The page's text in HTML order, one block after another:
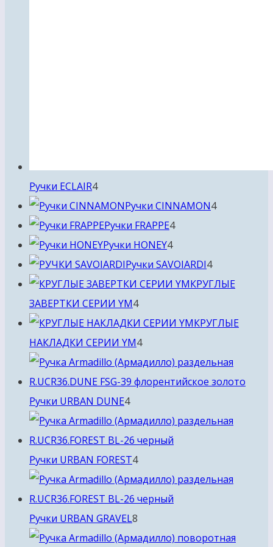
Ручки ECLAIR44
товараРучки CINNAMON44
Ручки FRAPPE44
Ручки HONEY44
товара
Ручки SAVOIARDI44
товара
КРУГЛЫЕ
ЗАВЕРТКИ СЕРИИ YM44
товара
КРУГЛЫЕ
НАКЛАДКИ СЕРИИ YM44
товара
Ручки URBAN DUNE44
товара
Ручки URBAN FOREST44
товара
Ручки URBAN GRAVEL8
товаров